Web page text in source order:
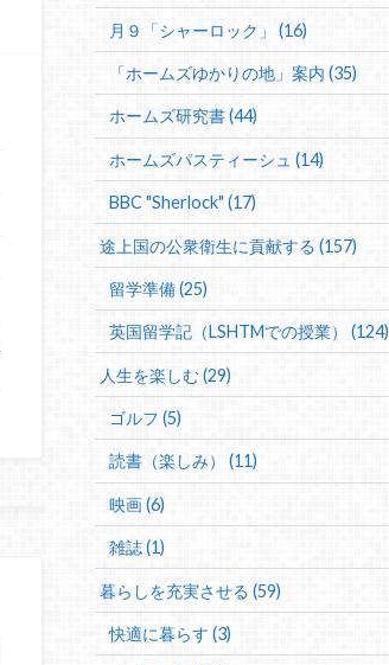
月９「シャーロック」 (16)
「ホームズゆかりの地」案内 (35)
ホームズ研究書 (44)
ホームズパスティーシュ (14)
BBC "Sherlock" (17)
途上国の公衆衛生に貢献する (157)
留学準備 (25)
英国留学記（LSHTMでの授業） (124)
人生を楽しむ (29)
ゴルフ (5)
読書（楽しみ） (11)
映画 (6)
雑誌 (1)
暮らしを充実させる (59)
快適に暮らす (3)